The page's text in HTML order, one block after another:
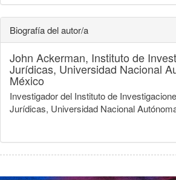
Biografía del autor/a
John Ackerman, Instituto de
Jurídicas, Universidad Nacional
México
Investigador del Instituto de
Jurídicas, Universidad Nacional